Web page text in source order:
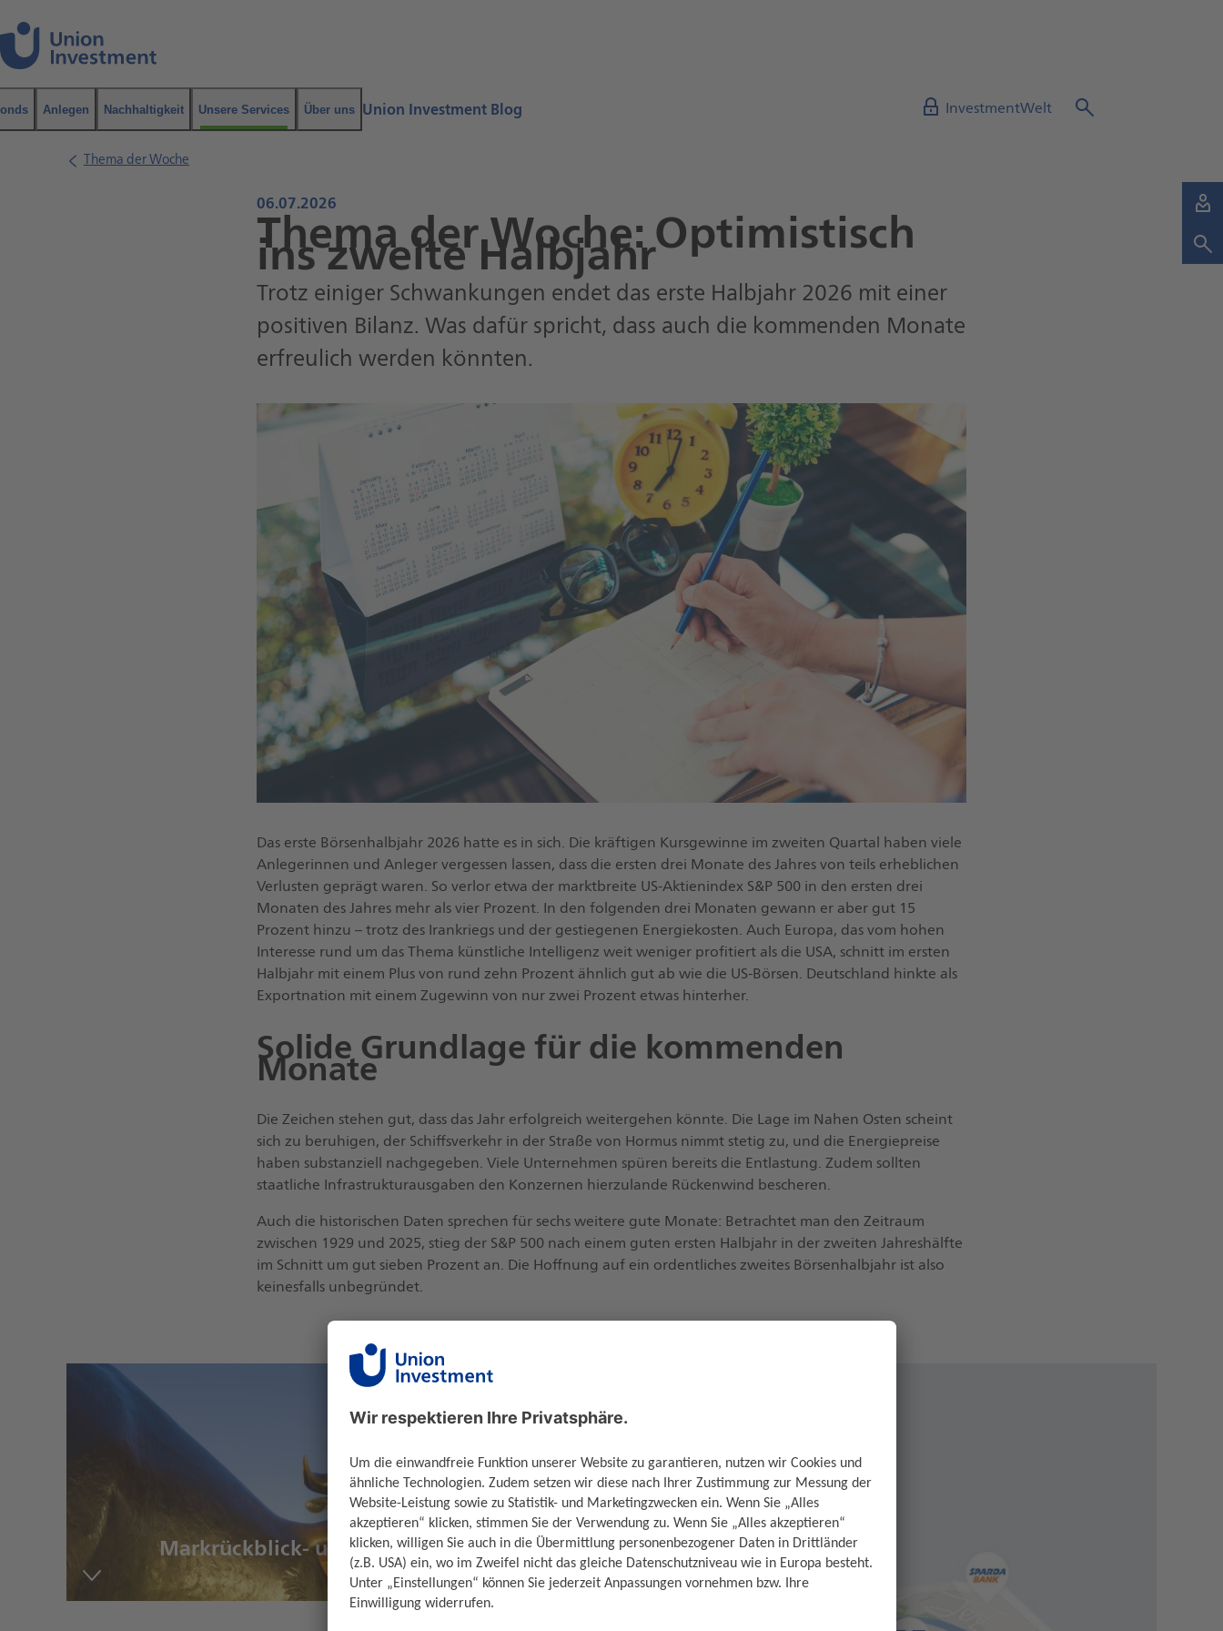
Navigation
Inhalt InvestmentWelt
Anlegen Nachhaltigkeit Unsere Services Über uns Union Investment Blog
Thema der Woche
06.07.2026
Thema der Woche: Optimistisch
ins zweite Halbjahr
Trotz einiger Schwankungen endet das erste Halbjahr 2026 mit einer
positiven Bilanz. Was dafür spricht, dass auch die kommenden Monate
erfreulich werden könnten.
Das erste Börsenhalbjahr 2026 hatte es in sich. Die kräftigen Kursgewinne im zweiten Quartal haben viele
Anlegerinnen und Anleger vergessen lassen, dass die ersten drei Monate des Jahres von teils erheblichen
Verlusten geprägt waren. So verlor etwa der marktbreite US-Aktienindex S&P 500 in den ersten drei
Monaten des Jahres mehr als vier Prozent. In den folgenden drei Monaten gewann er aber gut 15
Prozent hinzu – trotz des Irankriegs und der gestiegenen Energiekosten. Auch Europa, das vom hohen
Interesse rund um das Thema künstliche Intelligenz weit weniger profitiert als die USA, schnitt im ersten
Halbjahr mit einem Plus von rund zehn Prozent ähnlich gut ab wie die US-Börsen. Deutschland hinkte als
Exportnation mit einem Zugewinn von nur zwei Prozent etwas hinterher.
Solide Grundlage für die kommenden
Monate
Die Zeichen stehen gut, dass das Jahr erfolgreich weitergehen könnte. Die Lage im Nahen Osten scheint
sich zu beruhigen, der Schiffsverkehr in der Straße von Hormus nimmt stetig zu, und die Energiepreise
haben substanziell nachgegeben. Viele Unternehmen spüren bereits die Entlastung. Zudem sollten
staatliche Infrastrukturausgaben den Konzernen hierzulande Rückenwind bescheren.
Auch die historischen Daten sprechen für sechs weitere gute Monate: Betrachtet man den Zeitraum
zwischen 1929 und 2025, stieg der S&P 500 nach einem guten ersten Halbjahr in der zweiten Jahreshälfte
im Schnitt um gut sieben Prozent an. Die Hoffnung auf ein ordentliches zweites Börsenhalbjahr ist also
keinesfalls unbegründet.
Markrückblick- und Ausblick März